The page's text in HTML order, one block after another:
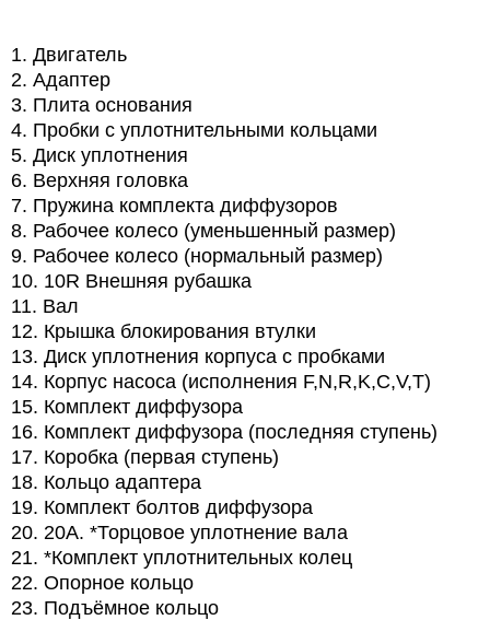
1. Двигатель
2. Адаптер
3. Плита основания
4. Пробки с уплотнительными кольцами
5. Диск уплотнения
6. Верхняя головка
7. Пружина комплекта диффузоров
8. Рабочее колесо (уменьшенный размер)
9. Рабочее колесо (нормальный размер)
10. 10R Внешняя рубашка
11. Вал
12. Крышка блокирования втулки
13. Диск уплотнения корпуса с пробками
14. Корпус насоса (исполнения F,N,R,K,C,V,T)
15. Комплект диффузора
16. Комплект диффузора (последняя ступень)
17. Коробка (первая ступень)
18. Кольцо адаптера
19. Комплект болтов диффузора
20. 20A. *Торцовое уплотнение вала
21. *Комплект уплотнительных колец
22. Опорное кольцо
23. Подъёмное кольцо